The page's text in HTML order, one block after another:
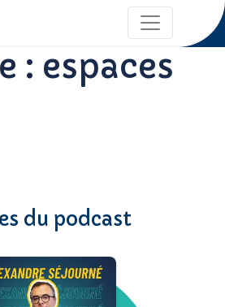
: espaces
du podcast